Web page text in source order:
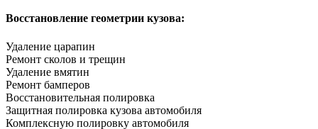
Восстановление геометрии кузова:
Удаление царапин
Ремонт сколов и трещин
Удаление вмятин
Ремонт бамперов
Восстановительная полировка
Защитная полировка кузова автомобиля
Комплексную полировку автомобиля